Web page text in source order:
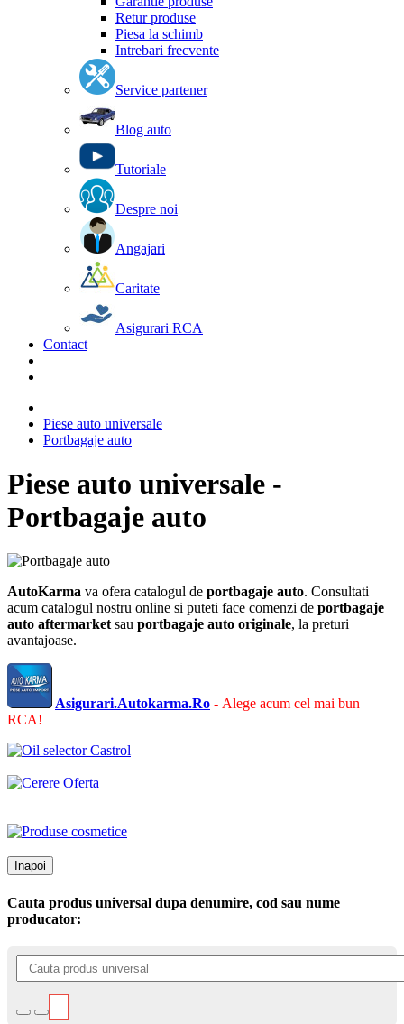
Retur produse
Piesa la schimb
Intrebari frecvente
Service partener
Blog auto
Tutoriale
Despre noi
Angajari
Caritate
Asigurari RCA
Contact
Piese auto universale
Portbagaje auto
Piese auto universale -
Portbagaje auto
AutoKarma va ofera catalogul de portbagaje auto. Consultati
acum catalogul nostru online si puteti face comenzi de portbagaje
auto aftermarketsau portbagaje auto originale, la preturi
avantajoase.
Asigurari.Autokarma.Ro - Alege acum cel mai bun
RCA!
Inapoi
Cauta produs universal dupa denumire, cod sau nume
producator: